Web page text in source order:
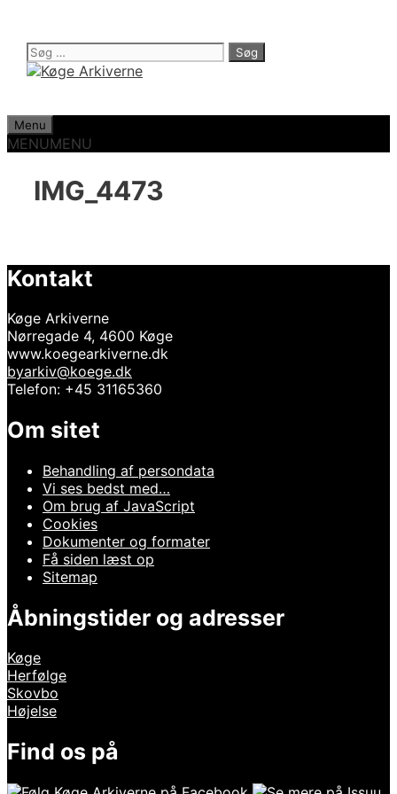
indhold
Søg
efter:
Menu
MENUMENU
IMG_4473
Kontakt
Køge Arkiverne
Nørregade 4, 4600 Køge
www.koegearkiverne.dk
byarkiv@koege.dk
Telefon: +45 31165360
Om sitet
Behandling af persondata
Vi ses bedst med…
Om brug af JavaScript
Cookies
Dokumenter og formater
Få siden læst op
Sitemap
Åbningstider og adresser
Køge
Herfølge
Skovbo
Højelse
Find os på